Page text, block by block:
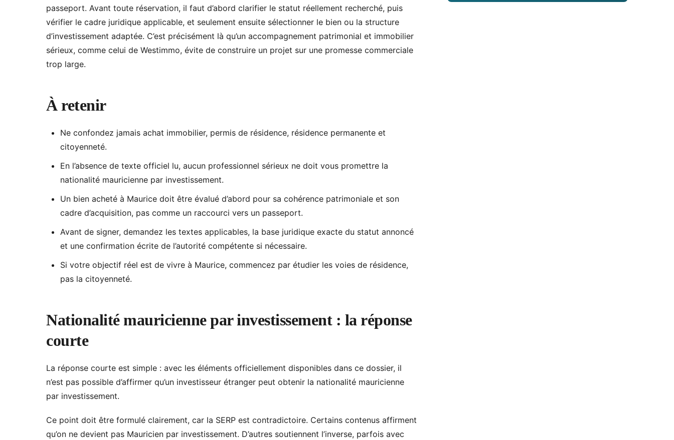
passeport. Avant toute réservation, il faut d’abord clarifier le statut réellement recherché, puis
vérifier le cadre juridique applicable, et seulement ensuite sélectionner le bien ou la structure
d’investissement adaptée. C’est précisément là qu’un accompagnement patrimonial et immobilier
sérieux, comme celui de Westimmo, évite de construire un projet sur une promesse commerciale
trop large.
À retenir
Ne confondez jamais achat immobilier, permis de résidence, résidence permanente et
citoyenneté.
En l’absence de texte officiel lu, aucun professionnel sérieux ne doit vous promettre la
nationalité mauricienne par investissement.
Un bien acheté à Maurice doit être évalué d’abord pour sa cohérence patrimoniale et son
cadre d’acquisition, pas comme un raccourci vers un passeport.
Avant de signer, demandez les textes applicables, la base juridique exacte du statut annoncé
et une confirmation écrite de l’autorité compétente si nécessaire.
Si votre objectif réel est de vivre à Maurice, commencez par étudier les voies de résidence,
pas la citoyenneté.
Nationalité mauricienne par investissement : la réponse
courte
La réponse courte est simple : avec les éléments officiellement disponibles dans ce dossier, il
n’est pas possible d’affirmer qu’un investisseur étranger peut obtenir la nationalité mauricienne
par investissement.
Ce point doit être formulé clairement, car la SERP est contradictoire. Certains contenus affirment
qu’on ne devient pas Mauricien par investissement. D’autres soutiennent l’inverse, parfois avec